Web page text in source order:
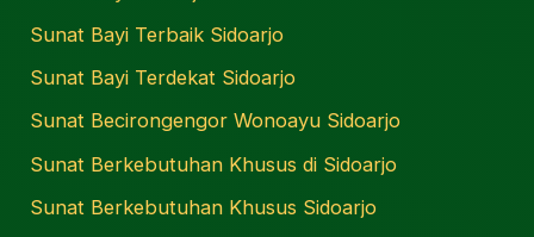
Sunat Bayi Terbaik Sidoarjo
Sunat Bayi Terdekat Sidoarjo
Sunat Becirongengor Wonoayu Sidoarjo
Sunat Berkebutuhan Khusus di Sidoarjo
Sunat Berkebutuhan Khusus Sidoarjo